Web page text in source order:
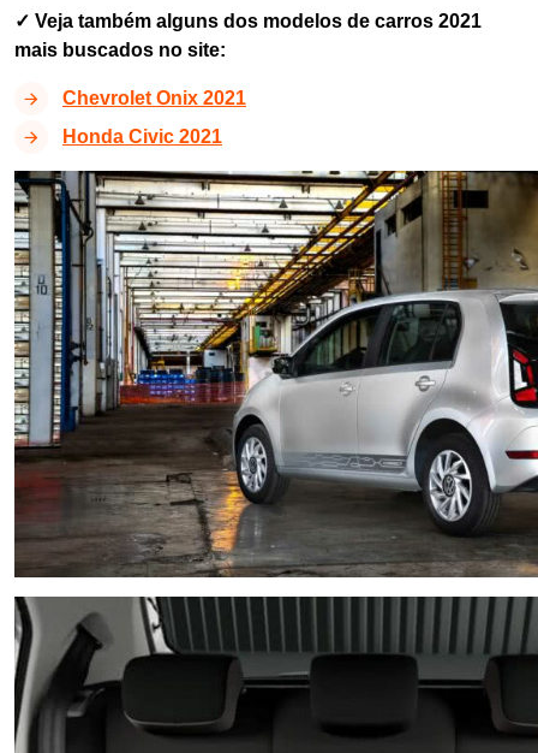
✓ Veja também alguns dos modelos de carros 2021
mais buscados no site:
Chevrolet Onix 2021
Honda Civic 2021